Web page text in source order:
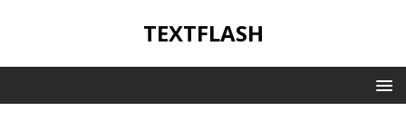
TEXTFLASH